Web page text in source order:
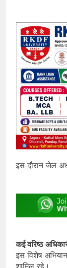
इस दौरान जेल
कई वरिष्ठ
इस विशेष
शामिल रहे।